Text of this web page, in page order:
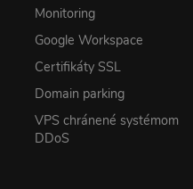
Monitoring
Google Workspace
Certifikáty SSL
Domain parking
VPS chránené systémom
DDoS